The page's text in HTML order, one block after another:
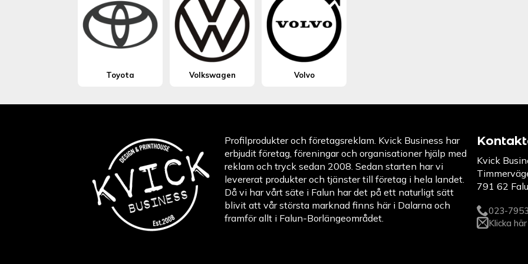
Toyota Volkswagen Volvo
Profilprodukter och företagsreklam. Kvick Business har
erbjudit företag, föreningar och organisationer hjälp med
reklam och tryck sedan 2008. Sedan starten har vi
levererat produkter och tjänster till företag i hela landet.
Då vi har vårt säte i Falun har det på ett naturligt sätt
blivit att vår största marknad finns här i Dalarna och
framför allt i Falun-Borlängeområdet.
Kvick
791 62
023-
Klicka här